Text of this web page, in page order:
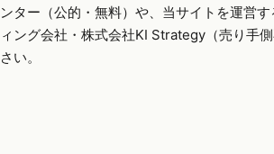
ンター（公的・無料）や、当サイトを運営
ィング会社・株式会社KI Strategy（売り手
さい。